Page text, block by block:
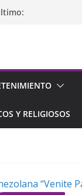
Y RELIGIOSOS